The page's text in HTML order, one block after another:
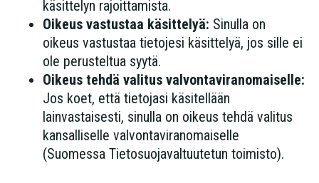
käsittelyn rajoittamista.
Oikeus vastustaa käsittelyä: Sinulla on
oikeus vastustaa tietojesi käsittelyä, jos sille ei
ole perusteltua syytä.
Oikeus tehdä valitus valvontaviranomaiselle:
Jos koet, että tietojasi käsitellään
lainvastaisesti, sinulla on oikeus tehdä valitus
kansalliselle valvontaviranomaiselle
(Suomessa Tietosuojavaltuutetun toimisto).